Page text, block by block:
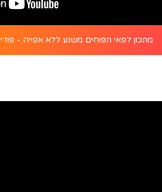
מתכון לפאי תפוחים משגע ללא אפייה - פודי